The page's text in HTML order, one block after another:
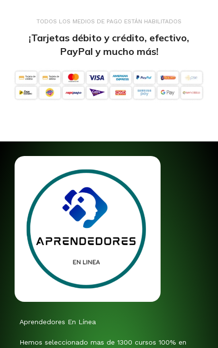
TODOS LOS MEDIOS DE PAGO ESTÁN HABILITADOS
¡Tarjetas débito y crédito, efectivo,
PayPal y mucho más!
Aprendedores En Línea
Hemos seleccionado mas de 1300 cursos 100% en